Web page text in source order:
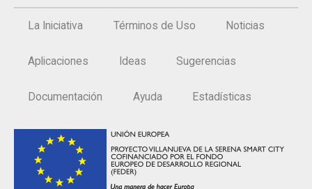
La Iniciativa Términos de Uso Noticias
Aplicaciones Ideas Sugerencias
Documentación Ayuda Estadísticas